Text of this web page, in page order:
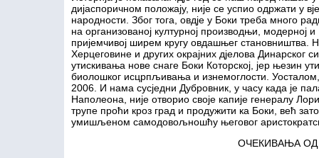
дијаспоричном положају, није се успио одржати у
народности. Због тога, овдје у Боки треба много
на организованој културној производњи, модерној и
пријемчивој ширем кругу овдашњег
Херцеговине и других окрајних дјелова
утискивања нове снаге Боки Которској, јер њезин
биолошког исцрпљивања и изнемоглости.
2006. И нама сусједни Дубровник, у часу када је
Наполеона, није отворио своје капије генералу
трупе проћи кроз град и продужити ка Боки, већ
умишљеном самодовољношћу његовог
ОЧЕКИВАЊА